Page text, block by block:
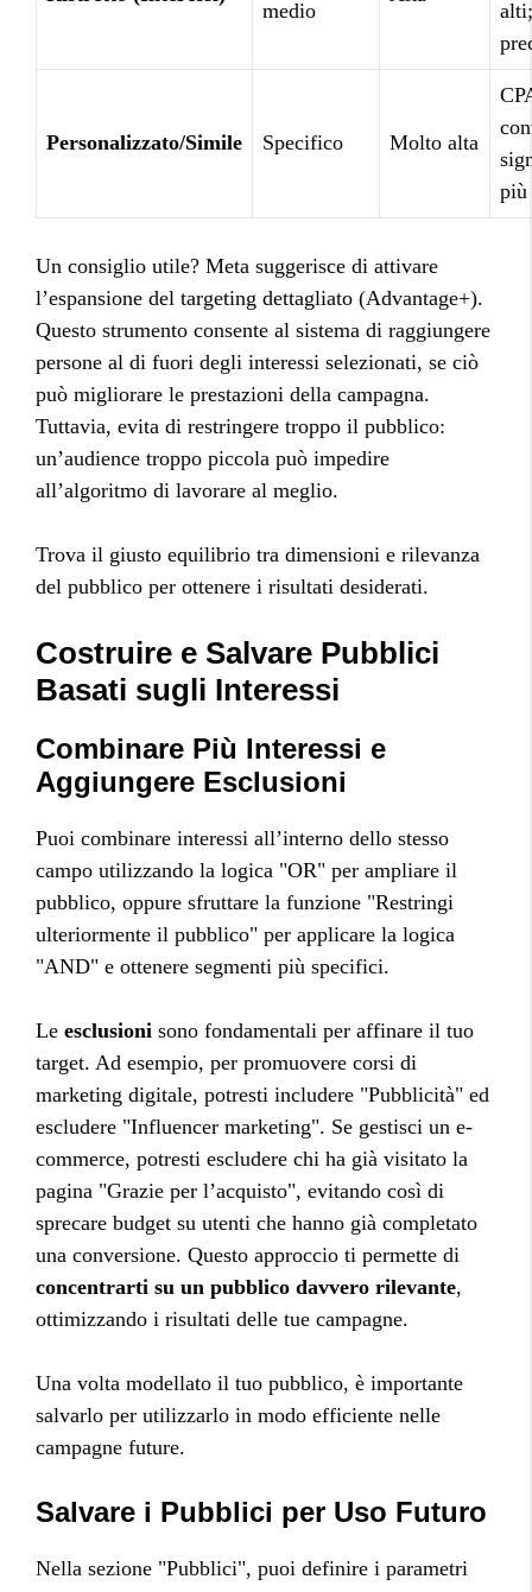
medio
Personalizzato/Simile Specifico Molto alta
più
Un consiglio utile? Meta suggerisce di attivare
l’espansione del targeting dettagliato (Advantage+).
Questo strumento consente al sistema di raggiungere
persone al di fuori degli interessi selezionati, se ciò
può migliorare le prestazioni della campagna.
Tuttavia, evita di restringere troppo il pubblico:
un’audience troppo piccola può impedire
all’algoritmo di lavorare al meglio.
Trova il giusto equilibrio tra dimensioni e rilevanza
del pubblico per ottenere i risultati desiderati.
Costruire e Salvare Pubblici
Basati sugli Interessi
Combinare Più Interessi e
Aggiungere Esclusioni
Puoi combinare interessi all’interno dello stesso
campo utilizzando la logica "OR" per ampliare il
pubblico, oppure sfruttare la funzione "Restringi
ulteriormente il pubblico" per applicare la logica
"AND" e ottenere segmenti più specifici.
Le esclusioni sono fondamentali per affinare il tuo
target. Ad esempio, per promuovere corsi di
marketing digitale, potresti includere "Pubblicità" ed
escludere "Influencer marketing". Se gestisci un e-
commerce, potresti escludere chi ha già visitato la
pagina "Grazie per l’acquisto", evitando così di
sprecare budget su utenti che hanno già completato
una conversione. Questo approccio ti permette di
concentrarti su un pubblico davvero rilevante,
ottimizzando i risultati delle tue campagne.
Una volta modellato il tuo pubblico, è importante
salvarlo per utilizzarlo in modo efficiente nelle
campagne future.
Salvare i Pubblici per Uso Futuro
Nella sezione "Pubblici", puoi definire i parametri